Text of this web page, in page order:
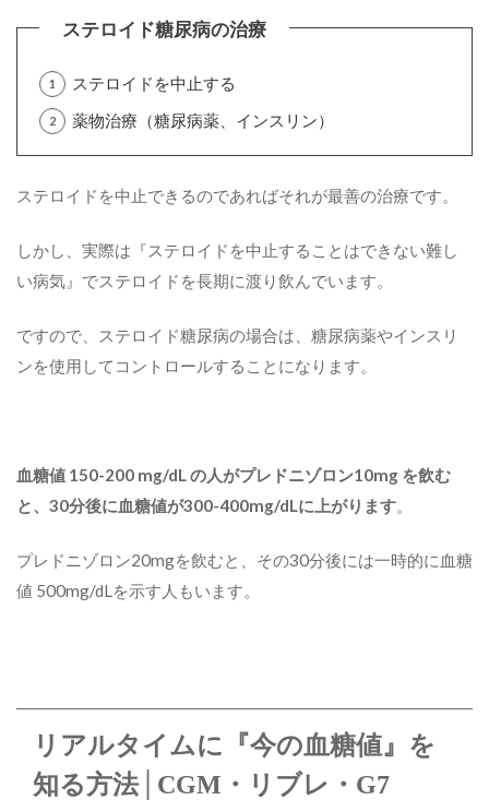
ステロイドを中止する
薬物治療（糖尿病薬、インスリン）
ステロイドを中止できるのであればそれが最善の治療です。
しかし、実際は『ステロイドを中止することはできない難し
い病気』でステロイドを長期に渡り飲んでいます。
ですので、ステロイド糖尿病の場合は、糖尿病薬やインスリ
ンを使用してコントロールすることになります。
血糖値 150-200 mg/dL の人がプレドニゾロン10mg を飲む
と、30分後に血糖値が300-400mg/dLに上がります
プレドニゾロン20mgを飲むと、その30分後には一時的に血糖
値 500mg/dLを示す人もいます。
リアルタイムに『今の血糖値』を
知る方法│CGM・リブレ・G7